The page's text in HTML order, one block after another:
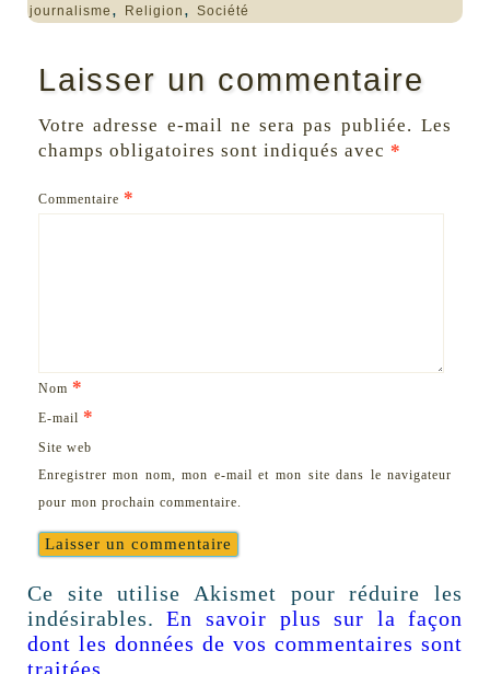
journalisme , Religion , Société
Laisser un commentaire
Votre adresse e-mail ne sera pas publiée. Les
champs obligatoires sont indiqués avec *
Commentaire *
Nom *
E-mail *
Site web
Enregistrer mon nom, mon e-mail et mon site dans le navigateur
pour mon prochain commentaire.
Ce site utilise Akismet pour réduire les
indésirables.En savoir plus sur la façon
dont les données de vos commentaires sont
traitées